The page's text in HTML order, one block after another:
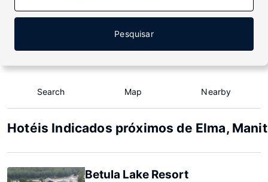
Pesquisar
Search Map Nearby
Hotéis Indicados próximos de Elma,
Betula Lake Resort